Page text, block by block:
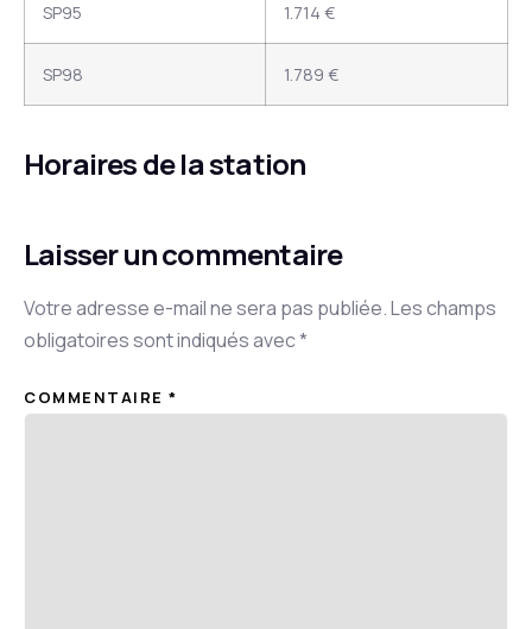
SP95 1.714 €
SP98 1.789 €
Horaires de la station
Laisser un commentaire
Votre adresse e-mail ne sera pas publiée.Les champs
obligatoires sont indiqués avec*
COMMENTAIRE *